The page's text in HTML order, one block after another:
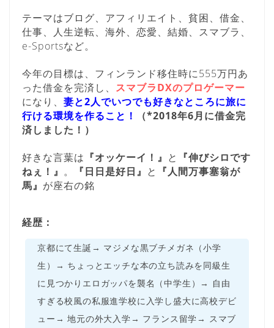
テーマはブログ、アフィリエイト、貧困、借金、
仕事、人生逆転、海外、恋愛、結婚、スマブラ、
e-Sportsなど。
今年の目標は、フィンランド移住時に555万円あ
った借金を完済し、 スマブラDXのプロゲーマー
になり、 妻と2人でいつでも好きなところに旅に
行ける環境を作ること！
（*2018年6月に借金完
済しました！）
好きな言葉は 『オッケーイ！』 と 『伸びシロです
ねぇ！』 。 『日日是好日』 と 『人間万事塞翁が
馬』 が座右の銘
経歴：
京都にて生誕→ マジメな黒ブチメガネ（小学
生）→ ちょっとエッチな本の立ち読みを同級生
に見つかりエロガッパを襲名（中学生）→ 自由
すぎる校風の私服進学校に入学し盛大に高校デビ
ュー→ 地元の外大入学→ フランス留学→ スマブ